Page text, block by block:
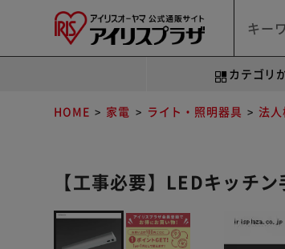
カテゴリ
HOME 家電 ライト・照明器具 法
【工事必要】LEDキッ